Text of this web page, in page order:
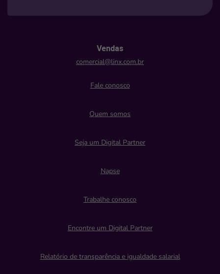
Vendas
comercial@linx.com.br
Fale conosco
Quem somos
Seja um Digital Partner
Napse
Trabalhe conosco
Encontre um Digital Partner
Relatório de transparência e igualdade salarial